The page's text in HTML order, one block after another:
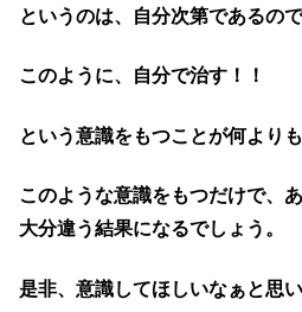
というのは、自分次第であるので
このように、自分で治す！！
という意識をもつことが何より
このような意識をもつだけで、
大分違う結果になるでしょう。
是非、意識してほしいなぁと思い